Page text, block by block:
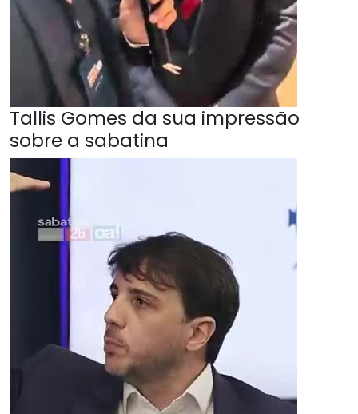
Tallis Gomes da sua impressão
sobre a sabatina